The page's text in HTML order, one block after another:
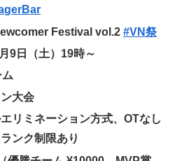
Festival vol.2#VN祭
9日（土）19時～
大会
リミネーション方式、OTなし
ンク制限あり